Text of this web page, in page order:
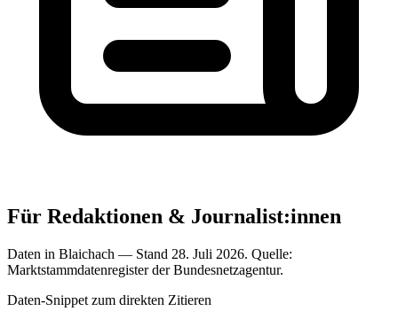
Für Redaktionen & Journalist:innen
Daten in Blaichach — Stand 28. Juli 2026. Quelle:
Marktstammdatenregister der Bundesnetzagentur.
Daten-Snippet zum direkten Zitieren